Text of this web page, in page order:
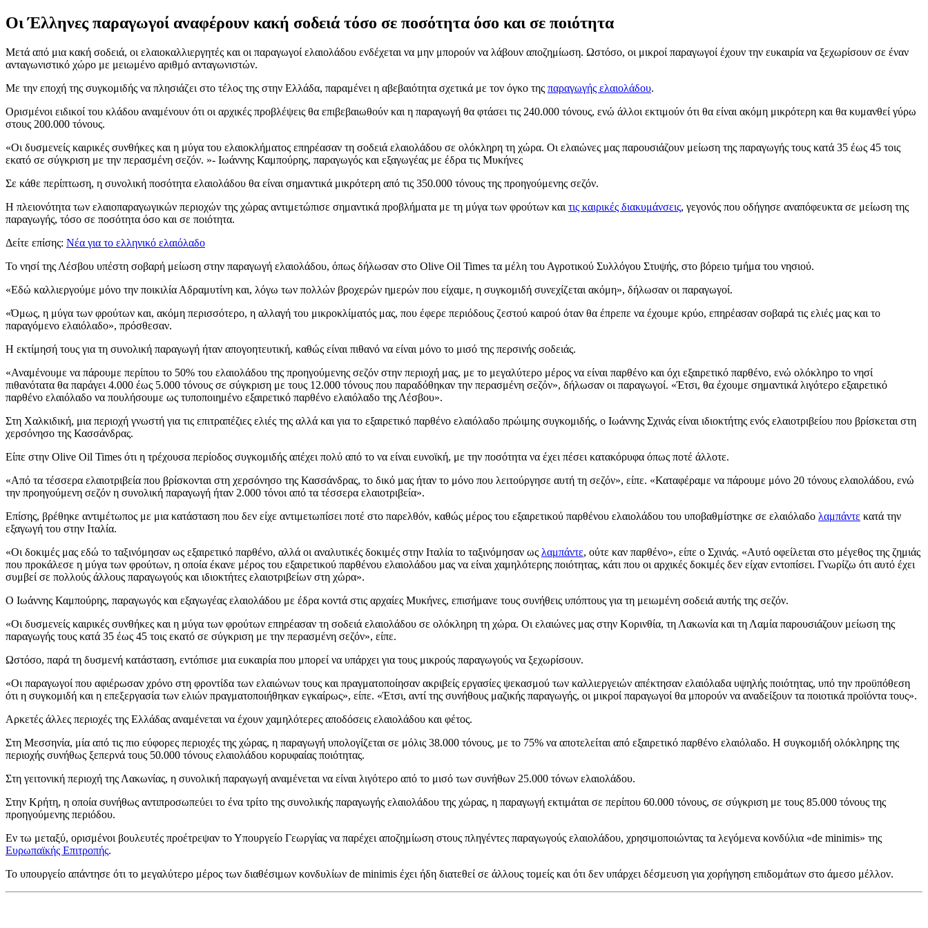
Οι Έλληνες παραγωγοί αναφέρουν κακή σοδειά τόσο σε ποσότητα όσο και σε ποιότητα
Μετά από μια κακή σοδειά, οι ελαιοκαλλιεργητές και οι παραγωγοί ελαιολάδου ενδέχεται να μην μπορούν να λάβουν αποζημίωση. Ωστόσο, οι μικροί παραγωγοί έχουν την ευκαιρία να ξεχωρίσουν σε έναν
ανταγωνιστικό χώρο με μειωμένο αριθμό ανταγωνιστών.
Με την εποχή της συγκομιδής να πλησιάζει στο τέλος της στην Ελλάδα, παραμένει η αβεβαιότητα σχετικά με τον όγκο της παραγωγής ελαιολάδου.
Ορισμένοι ειδικοί του κλάδου αναμένουν ότι οι αρχικές προβλέψεις θα επιβεβαιωθούν και η παραγωγή θα φτάσει τις 240.000 τόνους, ενώ άλλοι εκτιμούν ότι θα είναι ακόμη μικρότερη και θα κυμανθεί γύρω
στους 200.000 τόνους.
Οι δυσμενείς καιρικές συνθήκες και η μύγα του ελαιοκλήματος επηρέασαν τη σοδειά ελαιολάδου σε ολόκληρη τη χώρα. Οι ελαιώνες μας παρουσιάζουν μείωση της παραγωγής τους κατά 35 έως 45 τοις
εκατό σε σύγκριση με την περασμένη σεζόν.
- Ιωάννης Καμπούρης, παραγωγός και εξαγωγέας με έδρα τις Μυκήνες
Σε κάθε περίπτωση, η συνολική ποσότητα ελαιολάδου θα είναι σημαντικά μικρότερη από τις 350.000 τόνους της προηγούμενης σεζόν.
Η πλειονότητα των ελαιοπαραγωγικών περιοχών της χώρας αντιμετώπισε σημαντικά προβλήματα με τη μύγα των φρούτων και τις καιρικές διακυμάνσεις, γεγονός που οδήγησε αναπόφευκτα σε μείωση της
παραγωγής, τόσο σε ποσότητα όσο και σε ποιότητα.
Δείτε επίσης: Νέα για το ελληνικό ελαιόλαδο
Το νησί της Λέσβου υπέστη σοβαρή μείωση στην παραγωγή ελαιολάδου, όπως δήλωσαν στο Olive Oil Times τα μέλη του Αγροτικού Συλλόγου Στυψής, στο βόρειο τμήμα του νησιού.
«Εδώ καλλιεργούμε μόνο την ποικιλία Αδραμυτίνη και, λόγω των πολλών βροχερών ημερών που είχαμε, η συγκομιδή συνεχίζεται ακόμη», δήλωσαν οι παραγωγοί.
«Όμως, η μύγα των φρούτων και, ακόμη περισσότερο, η αλλαγή του μικροκλίματός μας, που έφερε περιόδους ζεστού καιρού όταν θα έπρεπε να έχουμε κρύο, επηρέασαν σοβαρά τις ελιές μας και το
παραγόμενο ελαιόλαδο», πρόσθεσαν.
Η εκτίμησή τους για τη συνολική παραγωγή ήταν απογοητευτική, καθώς είναι πιθανό να είναι μόνο το μισό της περσινής σοδειάς.
«Αναμένουμε να πάρουμε περίπου το 50% του ελαιολάδου της προηγούμενης σεζόν στην περιοχή μας, με το μεγαλύτερο μέρος να είναι παρθένο και όχι εξαιρετικό παρθένο, ενώ ολόκληρο το νησί
πιθανότατα θα παράγει 4.000 έως 5.000 τόνους σε σύγκριση με τους 12.000 τόνους που παραδόθηκαν την περασμένη σεζόν», δήλωσαν οι παραγωγοί. «Έτσι, θα έχουμε σημαντικά λιγότερο εξαιρετικό
παρθένο ελαιόλαδο να πουλήσουμε ως τυποποιημένο εξαιρετικό παρθένο ελαιόλαδο της Λέσβου».
Στη Χαλκιδική, μια περιοχή γνωστή για τις επιτραπέζιες ελιές της αλλά και για το εξαιρετικό παρθένο ελαιόλαδο πρώιμης συγκομιδής, ο Ιωάννης Σχινάς είναι ιδιοκτήτης ενός ελαιοτριβείου που βρίσκεται στη
χερσόνησο της Κασσάνδρας.
Είπε στην Olive Oil Times ότι η τρέχουσα περίοδος συγκομιδής απέχει πολύ από το να είναι ευνοϊκή, με την ποσότητα να έχει πέσει κατακόρυφα όπως ποτέ άλλοτε.
«Από τα τέσσερα ελαιοτριβεία που βρίσκονται στη χερσόνησο της Κασσάνδρας, το δικό μας ήταν το μόνο που λειτούργησε αυτή τη σεζόν», είπε. «Καταφέραμε να πάρουμε μόνο 20 τόνους ελαιολάδου, ενώ
την προηγούμενη σεζόν η συνολική παραγωγή ήταν 2.000 τόνοι από τα τέσσερα ελαιοτριβεία».
Επίσης, βρέθηκε αντιμέτωπος με μια κατάσταση που δεν είχε αντιμετωπίσει ποτέ στο παρελθόν, καθώς μέρος του εξαιρετικού παρθένου ελαιολάδου του υποβαθμίστηκε σε ελαιόλαδο λαμπάντε κατά την
εξαγωγή του στην Ιταλία.
«Οι δοκιμές μας εδώ το ταξινόμησαν ως εξαιρετικό παρθένο, αλλά οι αναλυτικές δοκιμές στην Ιταλία το ταξινόμησαν ως λαμπάντε, ούτε καν παρθένο», είπε ο Σχινάς. «Αυτό οφείλεται στο μέγεθος της ζημιάς
που προκάλεσε η μύγα των φρούτων, η οποία έκανε μέρος του εξαιρετικού παρθένου ελαιολάδου μας να είναι χαμηλότερης ποιότητας, κάτι που οι αρχικές δοκιμές δεν είχαν εντοπίσει. Γνωρίζω ότι αυτό έχει
συμβεί σε πολλούς άλλους παραγωγούς και ιδιοκτήτες ελαιοτριβείων στη χώρα».
Ο Ιωάννης Καμπούρης, παραγωγός και εξαγωγέας ελαιολάδου με έδρα κοντά στις αρχαίες Μυκήνες, επισήμανε τους συνήθεις υπόπτους για τη μειωμένη σοδειά αυτής της σεζόν.
«Οι δυσμενείς καιρικές συνθήκες και η μύγα των φρούτων επηρέασαν τη σοδειά ελαιολάδου σε ολόκληρη τη χώρα. Οι ελαιώνες μας στην Κορινθία, τη Λακωνία και τη Λαμία παρουσιάζουν μείωση της
παραγωγής τους κατά 35 έως 45 τοις εκατό σε σύγκριση με την περασμένη σεζόν», είπε.
Ωστόσο, παρά τη δυσμενή κατάσταση, εντόπισε μια ευκαιρία που μπορεί να υπάρχει για τους μικρούς παραγωγούς να ξεχωρίσουν.
«Οι παραγωγοί που αφιέρωσαν χρόνο στη φροντίδα των ελαιώνων τους και πραγματοποίησαν ακριβείς εργασίες ψεκασμού των καλλιεργειών απέκτησαν ελαιόλαδα υψηλής ποιότητας, υπό την προϋπόθεση
ότι η συγκομιδή και η επεξεργασία των ελιών πραγματοποιήθηκαν εγκαίρως», είπε. «Έτσι, αντί της συνήθους μαζικής παραγωγής, οι μικροί παραγωγοί θα μπορούν να αναδείξουν τα ποιοτικά προϊόντα τους».
Αρκετές άλλες περιοχές της Ελλάδας αναμένεται να έχουν χαμηλότερες αποδόσεις ελαιολάδου και φέτος.
Στη Μεσσηνία, μία από τις πιο εύφορες περιοχές της χώρας, η παραγωγή υπολογίζεται σε μόλις 38.000 τόνους, με το 75% να αποτελείται από εξαιρετικό παρθένο ελαιόλαδο. Η συγκομιδή ολόκληρης της
περιοχής συνήθως ξεπερνά τους 50.000 τόνους ελαιολάδου κορυφαίας ποιότητας.
Στη γειτονική περιοχή της Λακωνίας, η συνολική παραγωγή αναμένεται να είναι λιγότερο από το μισό των συνήθων 25.000 τόνων ελαιολάδου.
Στην Κρήτη, η οποία συνήθως αντιπροσωπεύει το ένα τρίτο της συνολικής παραγωγής ελαιολάδου της χώρας, η παραγωγή εκτιμάται σε περίπου 60.000 τόνους, σε σύγκριση με τους 85.000 τόνους της
προηγούμενης περιόδου.
Εν τω μεταξύ, ορισμένοι βουλευτές προέτρεψαν το Υπουργείο Γεωργίας να παρέχει αποζημίωση στους πληγέντες παραγωγούς ελαιολάδου, χρησιμοποιώντας τα λεγόμενα κονδύλια «de minimis» της
Ευρωπαϊκής Επιτροπής.
Το υπουργείο απάντησε ότι το μεγαλύτερο μέρος των διαθέσιμων κονδυλίων de minimis έχει ήδη διατεθεί σε άλλους τομείς και ότι δεν υπάρχει δέσμευση για χορήγηση επιδομάτων στο άμεσο μέλλον.